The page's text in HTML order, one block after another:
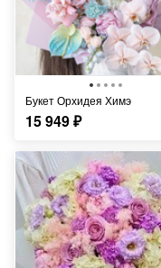
Букет Орхидея Химэ
15 949₽